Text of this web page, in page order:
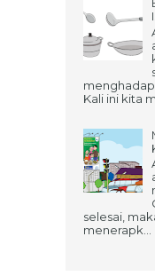
Kali ini kita
selesai,
menerapk...